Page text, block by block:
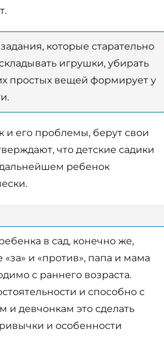
которые старательно
игрушки, убирать
простых вещей формирует у
и его проблемы, берут свои
что детские садики
ребенок
в сад, конечно же,
и «против», папа и мама
с раннего возраста.
и способно с
девчонкам это сделать
и особенности